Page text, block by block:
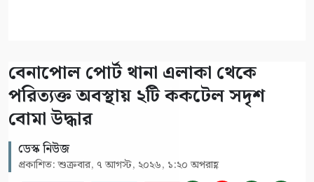
বেনাপোল পোর্ট থানা এলাকা থেকে
পরিত্যক্ত অবস্থায় ২টি ককটেল সদৃশ
বোমা উদ্ধার
ডেস্ক নিউজ
প্রকাশিত: শুক্রবার, ৭ আগস্ট, ২০২৬, ১:২০ অপরাহ্ণ